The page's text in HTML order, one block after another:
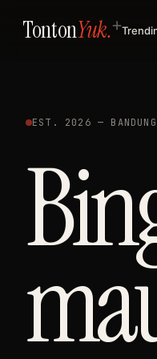
TontonYuk.
EST. 2026 —